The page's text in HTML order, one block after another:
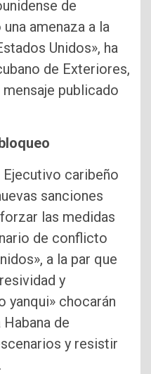
de
amenaza a la
Unidos», ha
de Exteriores,
publicado
caribeño
sanciones
las medidas
de conflicto
a la par que
y
yanqui» chocarán
de
y resistir